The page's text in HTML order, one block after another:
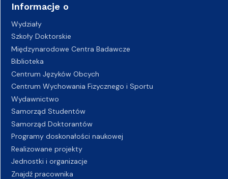
Informacje o
Wydziały
Szkoły Doktorskie
Międzynarodowe Centra Badawcze
Biblioteka
Centrum Języków Obcych
Centrum Wychowania Fizycznego i Sportu
Wydawnictwo
Samorząd Studentów
Samorząd Doktorantów
Programy doskonałości naukowej
Realizowane projekty
Jednostki i organizacje
Znajdź pracownika